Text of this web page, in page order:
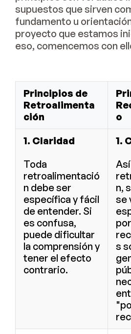
supuestos que sirven
fundamento u
proyecto que estamos
eso, comencemos con
Principios de
Retroalimenta
ción
o
1. Claridad
Toda
retroalimentació
n debe ser
específica y fácil
de entender. Si
es confusa,
puede dificultar
la comprensión y
tener el efecto
contrario.
1.
n,
se
s